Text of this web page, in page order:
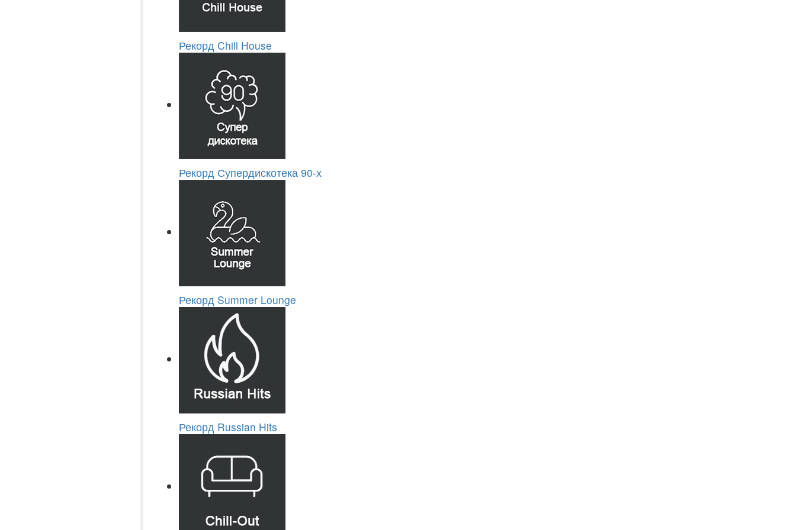
Рекорд Chill House
Рекорд Супердискотека 90-х
Рекорд Summer Lounge
Рекорд Russian Hits